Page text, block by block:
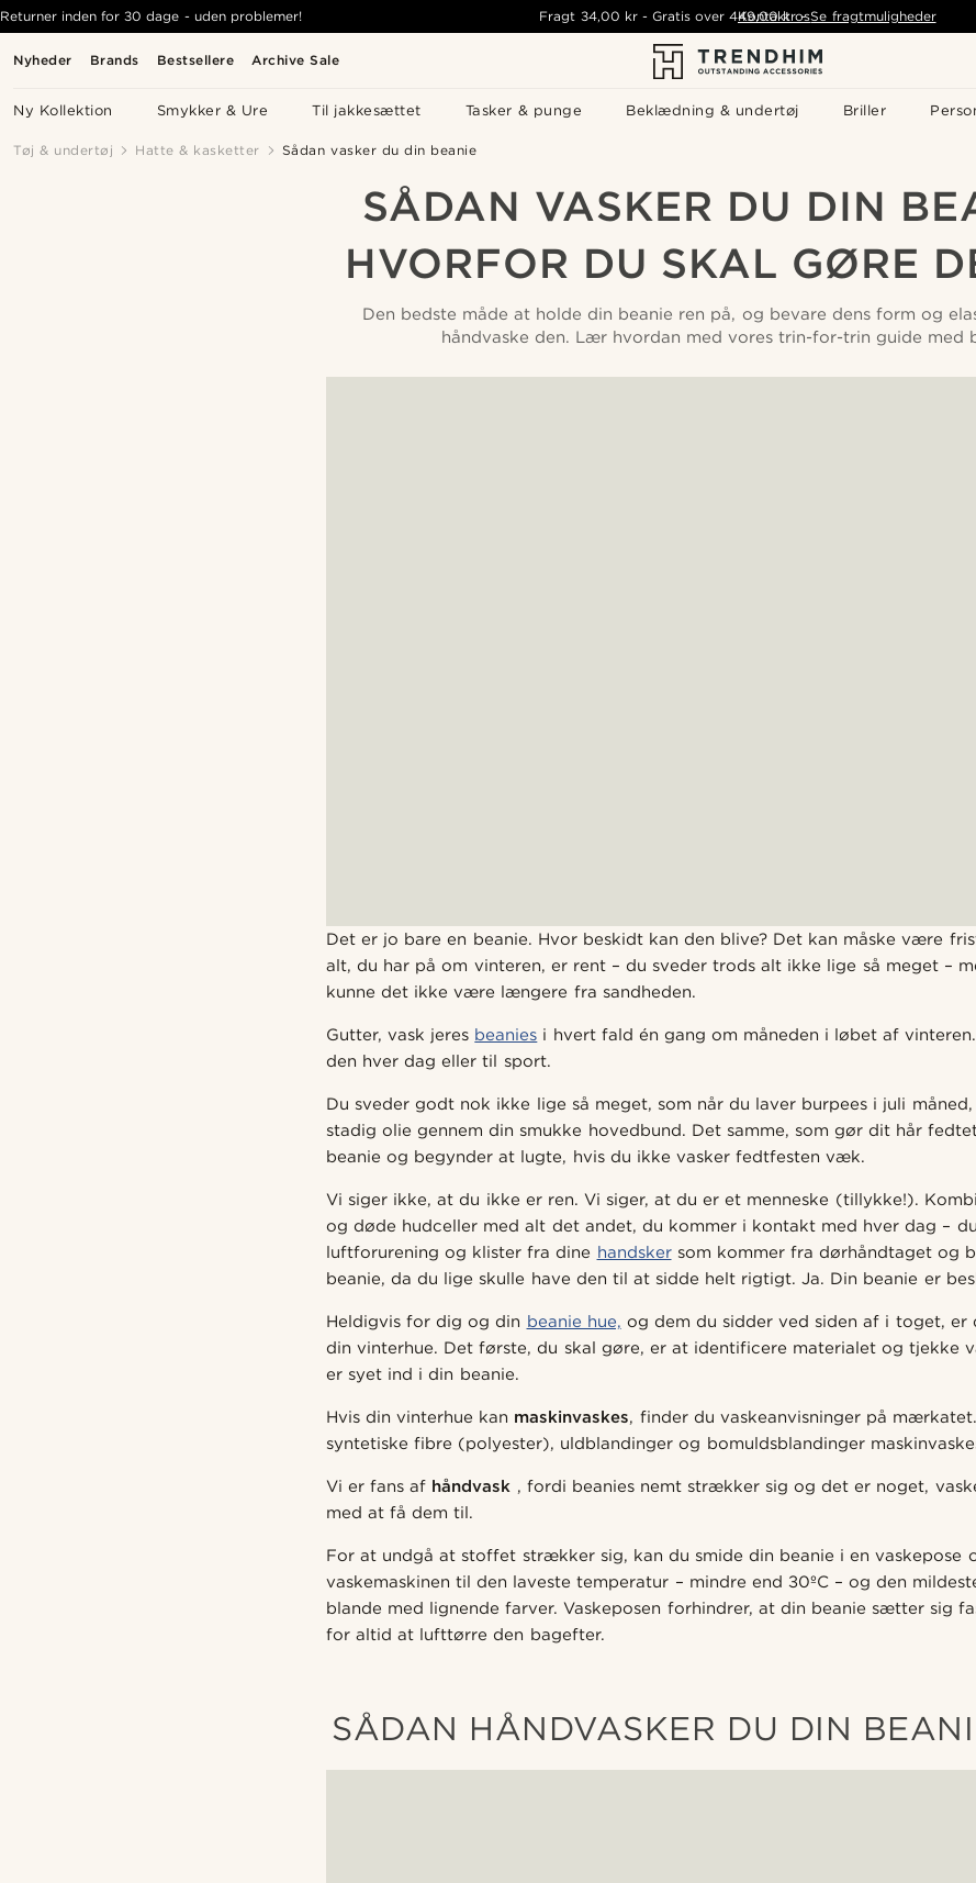
Nyheder Brands Bestsellere Archive Sale
Ny Kollektion Smykker & Ure Til jakkesættet Tasker & punge Beklædning & undertøj Briller
Returner inden for 30 dage - uden problemer! Fragt 34,00 kr- Gratis over 449,00 kr - Se fragtmuligheder
Kontakt os
Tøj & undertøj Hatte & kasketter Sådan vasker du din beanie
SÅDAN VASKER DU DIN
HVORFOR DU SKAL GØRE
Den bedste måde at holde din beanie ren på, og bevare dens form og
håndvaske den. Lær hvordan med vores trin-for-trin guide med
Det er jo bare en beanie. Hvor beskidt kan den blive? Det kan måske være
alt, du har på om vinteren, er rent – du sveder trods alt ikke lige så meget –
kunne det ikke være længere fra sandheden.
Gutter, vask jeres beanies i hvert fald én gang om måneden i løbet af
den hver dag eller til sport.
Du sveder godt nok ikke lige så meget, som når du laver burpees i juli
stadig olie gennem din smukke hovedbund. Det samme, som gør dit hår
beanie og begynder at lugte, hvis du ikke vasker fedtfesten væk.
Vi siger ikke, at du ikke er ren. Vi siger, at du er et menneske (tillykke!).
og døde hudceller med alt det andet, du kommer i kontakt med hver dag –
luftforurening og klister fra dine handskersom kommer fra dørhåndtaget og
beanie, da du lige skulle have den til at sidde helt rigtigt. Ja. Din beanie er
Heldigvis for dig og din beanie hue, og dem du sidder ved siden af i toget, er
din vinterhue. Det første, du skal gøre, er at identificere materialet og tjekke
er syet ind i din beanie.
Hvis din vinterhue kan maskinvaskes, finder du vaskeanvisninger på
syntetiske fibre (polyester), uldblandinger og bomuldsblandinger
Vi er fans af håndvask , fordi beanies nemt strækker sig og det er noget,
med at få dem til.
For at undgå at stoffet strækker sig, kan du smide din beanie i en vaskepose
vaskemaskinen til den laveste temperatur – mindre end 30ºC – og den
blande med lignende farver. Vaskeposen forhindrer, at din beanie sætter sig
for altid at lufttørre den bagefter.
SÅDAN HÅNDVASKER DU DIN